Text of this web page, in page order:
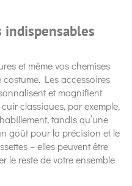
indispensables
et même vos chemises
costume. Les accessoires
et magnifient
classiques, par exemple,
tandis qu’une
goût pour la précision et le
– elles peuvent être
le reste de votre ensemble